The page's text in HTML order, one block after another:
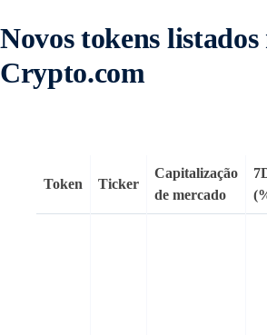
Novos tokens listados
Crypto.com
Token Ticker
Capitalização
de mercado